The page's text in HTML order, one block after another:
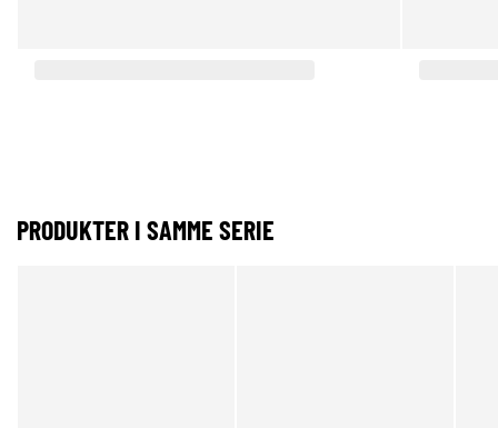
PRODUKTER I SAMME SERIE